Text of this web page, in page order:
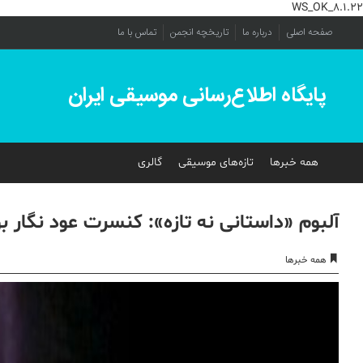
WS_OK_8.1.22
صفحه اصلی درباره ما تاریخچه انجمن تماس با ما
پایگاه اطلاع‌رسانی موسیقی ایران
همه خبرها تازه‌های موسیقی گالری
آلبوم «داستانی نه تازه»: کنسرت عود نگار
همه خبرها